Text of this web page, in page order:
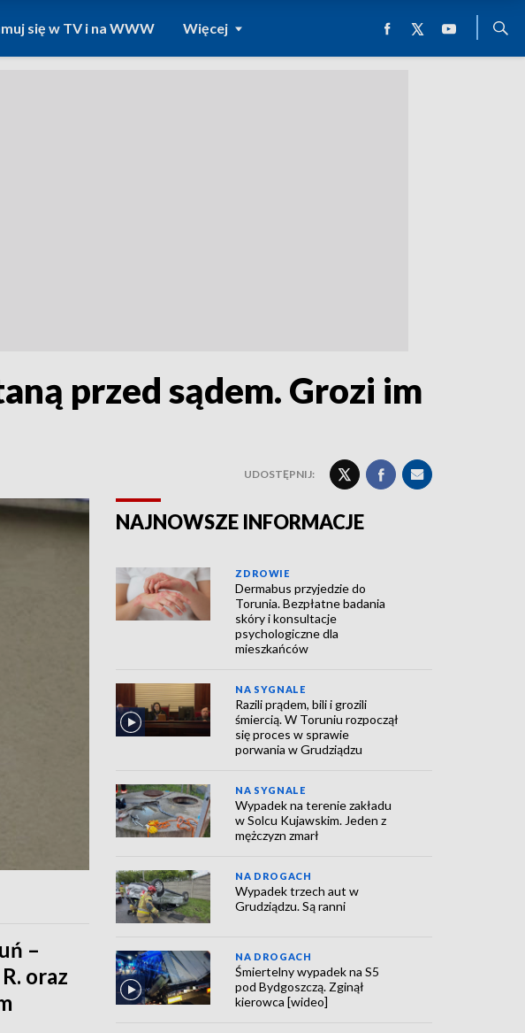
się w TV i na WWW Więcej
przed sądem. Grozi im
UDOSTĘPNIJ:
–
oraz
NAJNOWSZE INFORMACJE
ZDROWIE
Dermabus przyjedzie do
Torunia. Bezpłatne badania
skóry i konsultacje
psychologiczne dla
mieszkańców
NA SYGNALE
Razili prądem, bili i grozili
śmiercią. W Toruniu rozpoczął
się proces w sprawie
porwania w Grudziądzu
NA SYGNALE
Wypadek na terenie zakładu
w Solcu Kujawskim. Jeden z
mężczyzn zmarł
NA DROGACH
Wypadek trzech aut w
Grudziądzu. Są ranni
NA DROGACH
Śmiertelny wypadek na S5
pod Bydgoszczą. Zginął
kierowca [wideo]